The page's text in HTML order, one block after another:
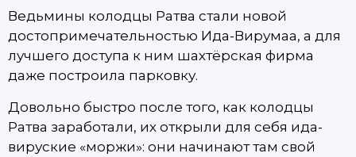
Ведьмины колодцы Ратва стали новой
достопримечательностью Ида-Вирумаа, а для
лучшего доступа к ним шахтёрская фирма
даже построила парковку.
Довольно быстро после того, как колодцы
Ратва заработали, их открыли для себя ида-
вируские «моржи»: они начинают там свой